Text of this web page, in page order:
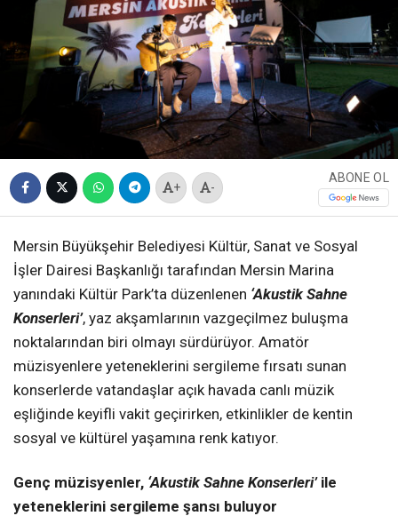
+ -
ABONE OL
Mersin Büyükşehir Belediyesi Kültür, Sanat ve Sosyal
İşler Dairesi Başkanlığı tarafından Mersin Marina
yanındaki Kültür Park’ta düzenlenen ‘Akustik Sahne
Konserleri’, yaz akşamlarının vazgeçilmez buluşma
noktalarından biri olmayı sürdürüyor. Amatör
müzisyenlere yeteneklerini sergileme fırsatı sunan
konserlerde vatandaşlar açık havada canlı müzik
eşliğinde keyifli vakit geçirirken, etkinlikler de kentin
sosyal ve kültürel yaşamına renk katıyor.
Genç müzisyenler, ‘Akustik Sahne Konserleri’ile
yeteneklerini sergileme şansı buluyor